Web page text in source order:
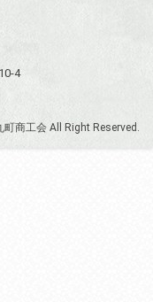
4
商工会 All Right Reserved.